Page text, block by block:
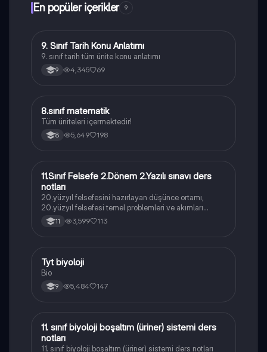
En popüler içerikler 9
Tarih
9. Sınıf Tarih Konu Anlatımı
9. sınıf tarih tüm ünite konu anlatımı
9 4,345 69
Matematik
8.sınıf matematik
Tüm üniteleri içermektedir!
8 5,649 198
Felsefe
11.Sınıf Felsefe 2.Dönem 2.Yazılı sınavı ders
notları
20.yüzyıl felsefesini hazırlayan düşünce ortamı,
20.yüzyıl felsefesi temel problemleri ve akımları
konularını içermektedir
11 3,599 113
Biyoloji
Tyt biyoloji
Bio
9 5,484 147
Biyoloji
11. sınıf biyoloji boşaltım (üriner) sistemi ders
notları
11. sınıf biyoloji boşaltım (üriner) sistemi ders notları